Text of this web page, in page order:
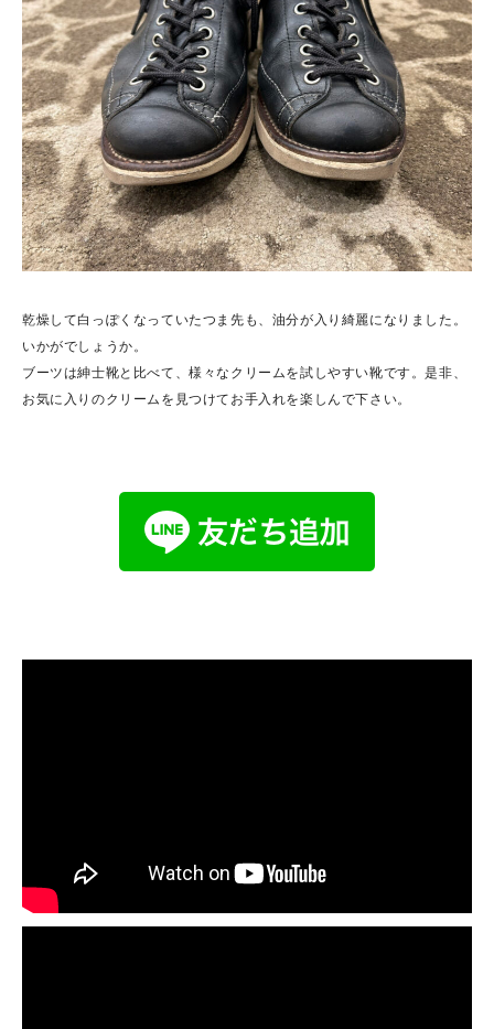
乾燥して白っぽくなっていたつま先も、油分が入り綺麗になりました。
いかがでしょうか。
ブーツは紳士靴と比べて、様々なクリームを試しやすい靴です。是非、
お気に入りのクリームを見つけてお手入れを楽しんで下さい。